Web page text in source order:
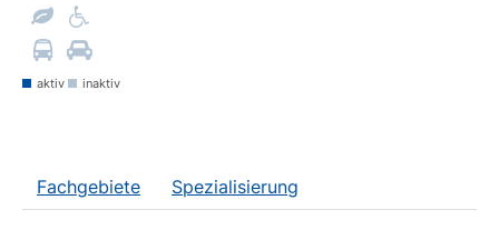
aktiv inaktiv
Fachgebiete Spezialisierung